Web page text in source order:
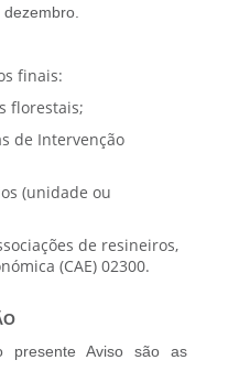
finais:
florestais;
de Intervenção
(unidade ou
de resineiros,
(CAE) 02300.
presente Aviso são as